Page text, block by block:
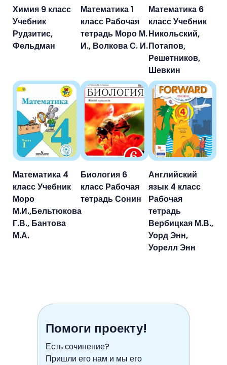
Химия 9 класс
Учебник
Рудзитис,
Фельдман
Математика 1
класс Рабочая
тетрадь Моро М.
И., Волкова С. И.
Математика 6
класс Учебник
Никольский,
Потапов,
Решетников,
Шевкин
Математика 4
класс Учебник
Моро
М.И.,Бельтюкова
Г.В., Бантова
М.А.
Биология 6
класс Рабочая
тетрадь Сонин
Английский
язык 4 класс
Рабочая
тетрадь
Вербицкая М.В.,
Уорд Энн,
Уорелл Энн
Помоги проекту!
Есть сочинение?
Пришли его нам и мы его